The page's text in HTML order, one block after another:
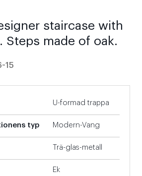
staircase with
Steps made of oak.
15
U-formad trappa
typ Modern-Vang
Trä-glas-metall
Ek